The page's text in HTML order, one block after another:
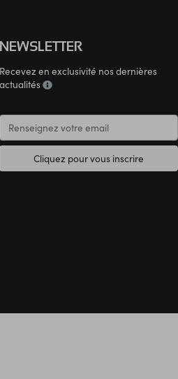
NEWSLETTER
Recevez en exclusivité nos dernières
actualités
Cliquez pour vous inscrire